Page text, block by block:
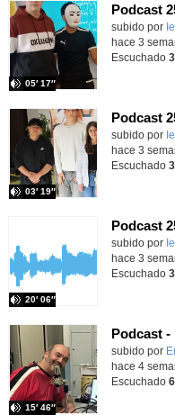
subido por
05′ 17″
hace 3
Escuchado 3
Podcast
subido por
03′ 19″
hace 3
Escuchado 3
Podcast
subido por
20′ 06″
hace 3
Escuchado 3
Podcast
subido por
15′ 46″
hace 4
Escuchado 6